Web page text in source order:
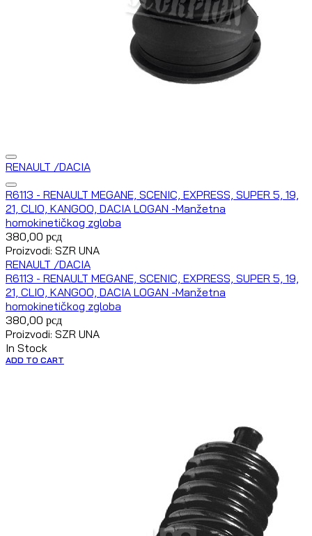
RENAULT /DACIA
R6113 - RENAULT MEGANE, SCENIC, EXPRESS, SUPER 5, 19,
21, CLIO, KANGOO, DACIA LOGAN -Manžetna
homokinetičkog zgloba
380,00 рсд
Proizvodi: SZR UNA
RENAULT /DACIA
R6113 - RENAULT MEGANE, SCENIC, EXPRESS, SUPER 5, 19,
21, CLIO, KANGOO, DACIA LOGAN -Manžetna
homokinetičkog zgloba
380,00 рсд
Proizvodi: SZR UNA
In Stock
ADD TO CART